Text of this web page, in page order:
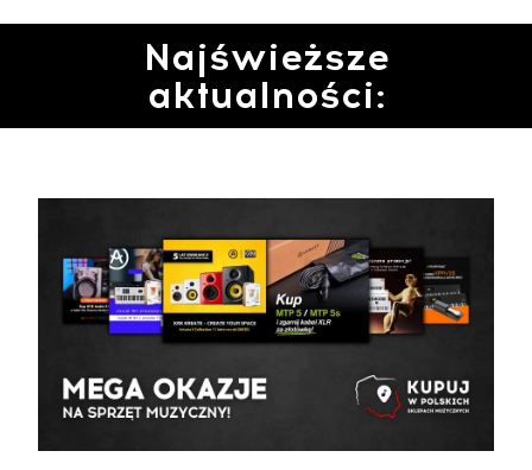
Najświeższe
aktualności: